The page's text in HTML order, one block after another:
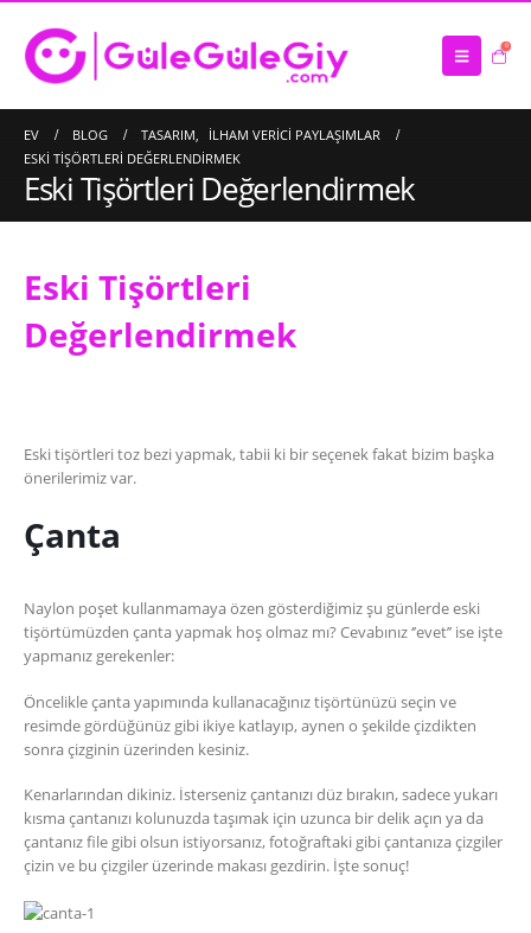
0
EV BLOG TASARIM,
İLHAM VERICI PAYLAŞIMLAR
ESKI TIŞÖRTLERI DEĞERLENDIRMEK
Eski Tişörtleri Değerlendirmek
Eski Tişörtleri
Değerlendirmek
Eski tişörtleri toz bezi yapmak, tabii ki bir seçenek fakat bizim başka
önerilerimiz var.
Çanta
Naylon poşet kullanmamaya özen gösterdiğimiz şu günlerde eski
tişörtümüzden çanta yapmak hoş olmaz mı? Cevabınız ‘’evet’’ ise işte
yapmanız gerekenler:
Öncelikle çanta yapımında kullanacağınız tişörtünüzü seçin ve
resimde gördüğünüz gibi ikiye katlayıp, aynen o şekilde çizdikten
sonra çizginin üzerinden kesiniz.
Kenarlarından dikiniz. İsterseniz çantanızı düz bırakın, sadece yukarı
kısma çantanızı kolunuzda taşımak için uzunca bir delik açın ya da
çantanız file gibi olsun istiyorsanız, fotoğraftaki gibi çantanıza çizgiler
çizin ve bu çizgiler üzerinde makası gezdirin. İşte sonuç!
Çanta İmalatı – Üretimi
Üretimi
22/02/2023